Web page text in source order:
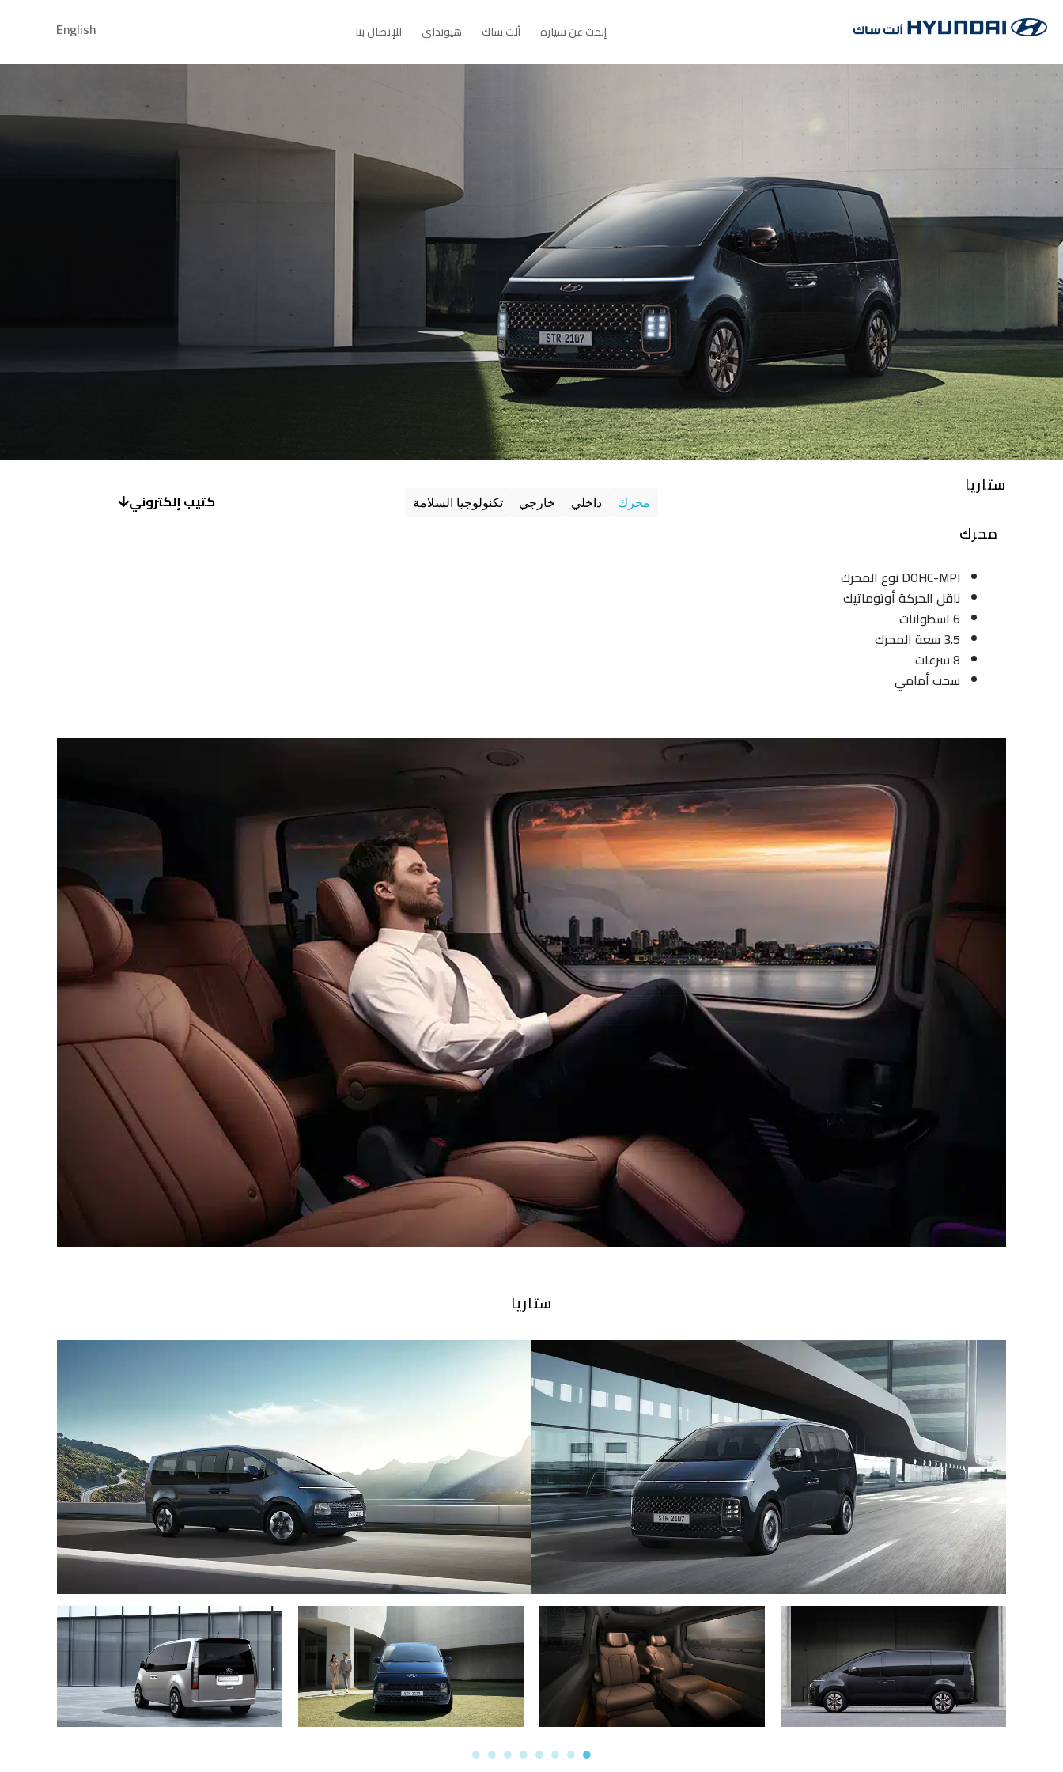
إلى
إبحث عن سيارة Open إبحث عن سيارة
ألت ساك Open ألت ساك
هيونداي Open هيونداي
للإتصال بنا English
ستاريا
كتيب إلكتروني محرك داخلي خارجي تكنولوجيا السلامة
محرك
DOHC-MPI نوع المحرك
ناقل الحركة أوتوماتيك
6 اسطوانات
3.5 سعة المحرك
8 سرعات
سحب أمامي
ستاريا